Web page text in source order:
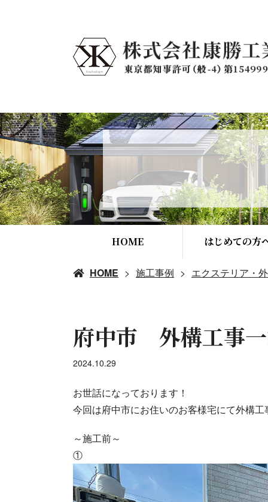
HOME はじめての方
HOME 施工事例 エクステリア・
府中市 外構工事
2024.10.29
お世話になっております！
今回は府中市にお住いのお客様宅にて外構
～施工前～
①